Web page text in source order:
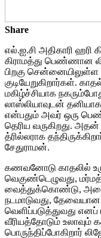
Share
எல்.ஐ.சி அதிகாரி
கிராமத்து பெண்ணான
பிறகு சென்னையிலுள்ள
குடியேறுகிறார்கள்.
மகிழ்ச்சியாக
லாஸ்லியாவுடன்
என்பதும் அவர் ஒரு
தெரிய வருகிறது.
த்ரில்லராக
சேதுராமன்.
கணவனோடு காதலில்
வெகுண்டெழுவது,
வைத்துக்கொண்டு, அதை
நடமாடுவது,
வெளிப்படுத்துவது
வீரியத்தோடும் உலாவும்
பொருந்திப்போகிறார்